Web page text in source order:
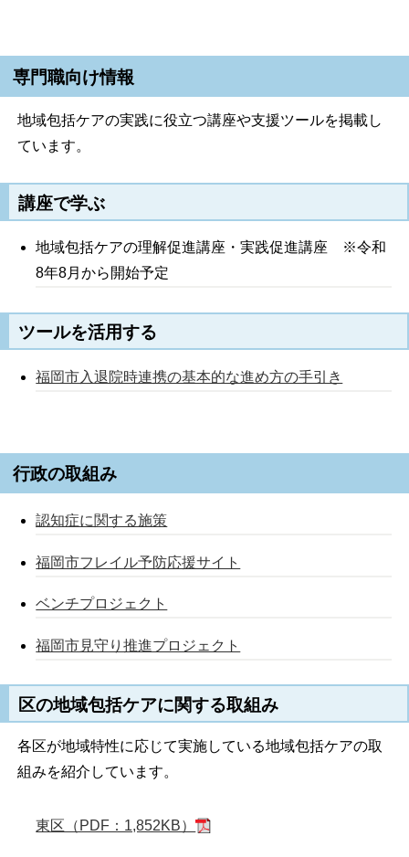
専門職向け情報
地域包括ケアの実践に役立つ講座や支援ツールを掲載し
ています。
講座で学ぶ
地域包括ケアの理解促進講座・実践促進講座 ※令和
8年8月から開始予定
ツールを活用する
福岡市入退院時連携の基本的な進め方の手引き
行政の取組み
認知症に関する施策
福岡市フレイル予防応援サイト
ベンチプロジェクト
福岡市見守り推進プロジェクト
区の地域包括ケアに関する取組み
各区が地域特性に応じて実施している地域包括ケアの取
組みを紹介しています。
東区（PDF：1,852KB）